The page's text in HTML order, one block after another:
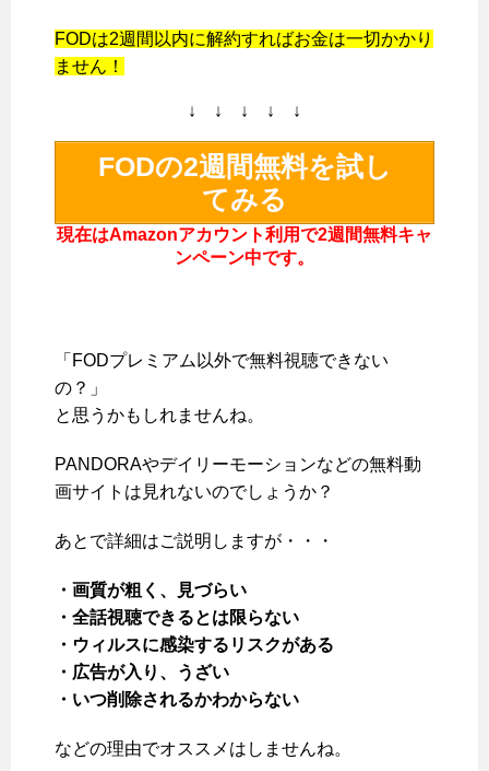
FODは2週間以内に解約すればお金は一切かかり
ません！
↓ ↓ ↓ ↓ ↓
FODの2週間無料を試し
てみる
現在はAmazonアカウント利用で2週間無料キャ
ンペーン中です。
「FODプレミアム以外で無料視聴できない
の？」
と思うかもしれませんね。
PANDORAやデイリーモーションなどの無料動
画サイトは見れないのでしょうか？
あとで詳細はご説明しますが・・・
・画質が粗く、見づらい
・全話視聴できるとは限らない
・ウィルスに感染するリスクがある
・広告が入り、うざい
・いつ削除されるかわからない
などの理由でオススメはしませんね。